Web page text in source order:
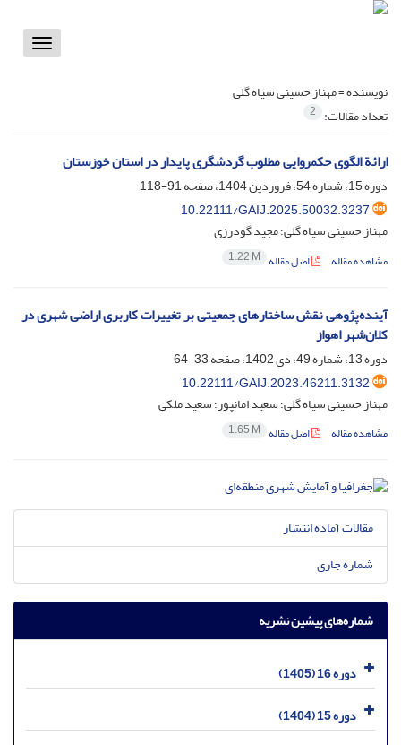
Toggle
نویسنده =مهناز حسینی سیاه گلی
تعداد مقالات: 2
ارائة الگوی حکمروایی مطلوب گردشگری پایدار در استان خوزستان
دوره 15، شماره 54، فروردین 1404، صفحه
91-118
10.22111/GAIJ.2025.50032.3237
مهناز حسینی سیاه گلی؛ مجید گودرزی
مشاهده مقاله اصل مقاله 1.22 M
آینده‌پژوهی نقش ساختارهای جمعیتی بر تغییرات کاربری اراضی شهری در
کلان‌شهر اهواز
دوره 13، شماره 49، دی 1402، صفحه
33-64
10.22111/GAIJ.2023.46211.3132
مهناز حسینی سیاه گلی؛ سعید امانپور؛ سعید ملکی
مشاهده مقاله اصل مقاله 1.65 M
مقالات آماده انتشار
شماره جاری
شماره‌های پیشین نشریه
دوره 16 (1405)
دوره 15 (1404)